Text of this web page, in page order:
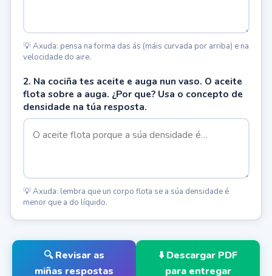
💡 Axuda: pensa na forma das ás (máis curvada por arriba) e na
velocidade do aire.
2. Na cociña tes aceite e auga nun vaso. O aceite
flota sobre a auga. ¿Por que? Usa o concepto de
densidade na túa resposta.
💡 Axuda: lembra que un corpo flota se a súa densidade é
menor que a do líquido.
🔍 Revisar as
miñas respostas
⬇️ Descargar PDF
para entregar